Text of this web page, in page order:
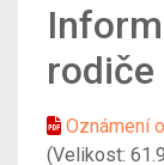
rodiče
Oznámení
(Velikost: